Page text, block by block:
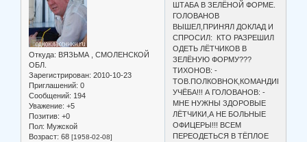
Откуда: ВЯЗЬМА , СМОЛЕНСКОЙ
ОБЛ.
Зарегистрирован: 2010-10-23
Приглашений: 0
Сообщений: 194
Уважение: +5
Позитив: +0
Пол: Мужской
Возраст: 68 [1958-02-08]
ШТАБА В ЗЕЛЁНОЙ ФОРМЕ.
ГОЛОВАНОВ
ВЫШЕЛ,ПРИНЯЛ ДОКЛАД И
СПРОСИЛ: КТО РАЗРЕШИЛ
ОДЕТЬ ЛЁТЧИКОВ В
ЗЕЛЁНУЮ ФОРМУ???
ТИХОНОВ: -
ТОВ.ПОЛКОВНОК,КОМАНДИРСКАЯ
УЧЁБА!!! А ГОЛОВАНОВ: -
МНЕ НУЖНЫ ЗДОРОВЫЕ
ЛЁТЧИКИ,А НЕ БОЛЬНЫЕ
ОФИЦЕРЫ!!! ВСЕМ
ПЕРЕОДЕТЬСЯ В ТЁПЛОЕ